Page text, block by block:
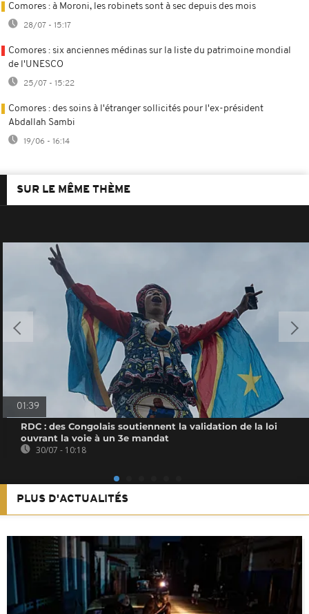
Comores : à Moroni, les robinets sont à sec depuis des mois
28/07 - 15:17
Comores : six anciennes médinas sur la liste du patrimoine mondial
de l'UNESCO
25/07 - 15:22
Comores : des soins à l'étranger sollicités pour l'ex-président
Abdallah Sambi
19/06 - 16:14
SUR LE MÊME THÈME
01:39
RDC : des Congolais soutiennent la validation de la loi
ouvrant la voie à un 3e mandat
30/07 - 10:18
PLUS D'ACTUALITÉS